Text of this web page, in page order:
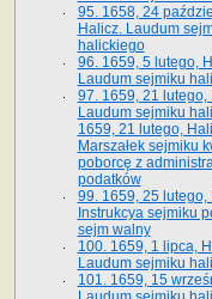
95. 1658, 24
Halicz. Laudum
halickiego
96. 1659, 5 lutego,
Laudum sejmiku
97. 1659, 21 lutego,
Laudum sejmiku
1659, 21 lutego,
Marszałek sejmiku
poborcę z
podatków
99. 1659, 25 lutego,
Instrukcya sejmiku
sejm walny
100. 1659, 1 lipca,
Laudum sejmiku
101. 1659, 15